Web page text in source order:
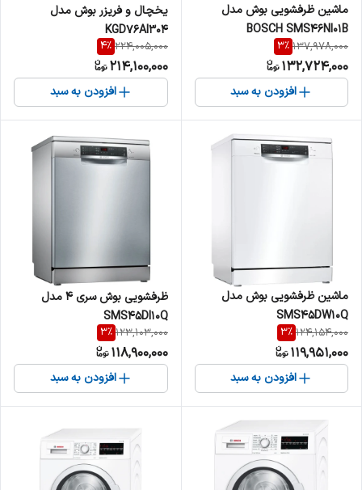
ماشین ظرفشویی بوش مدل
BOSCH SMS46NI01B
137,978,000
3%
132,724,000
افزودن به سبد
یخچال و فریزر بوش مدل
KGD76AI304
224,005,000
4%
214,100,000
افزودن به سبد
ماشین ظرفشویی بوش مدل
SMS45DW10Q
124,154,000
3%
119,951,000
افزودن به سبد
ظرفشویی بوش سری 4 مدل
SMS45DI10Q
123,103,000
3%
118,900,000
افزودن به سبد